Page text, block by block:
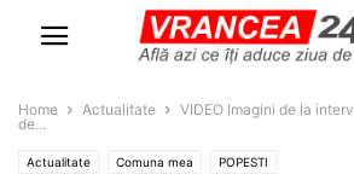
Home Actualitate
VIDEO Imagini de la
de...
Actualitate Comuna mea POPESTI